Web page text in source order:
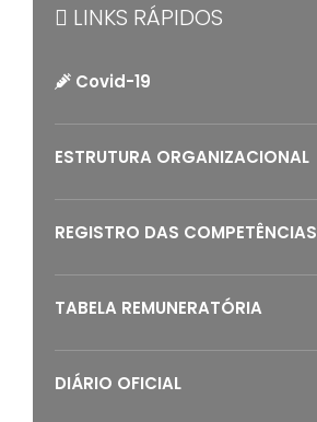
LINKS RÁPIDOS
Covid-19
ESTRUTURA ORGANIZACIONAL
REGISTRO DAS COMPETÊNCIAS
TABELA REMUNERATÓRIA
DIÁRIO OFICIAL